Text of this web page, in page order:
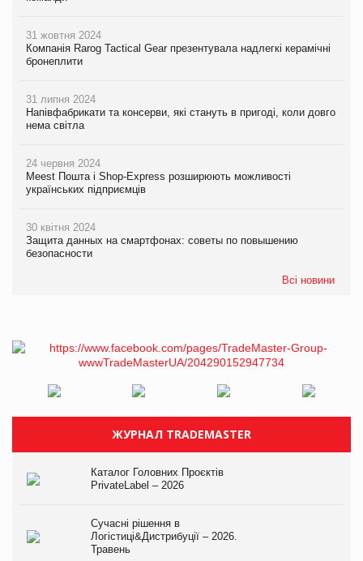
31 жовтня 2024
Компанія Rarog Tactical Gear презентувала надлегкі керамічні
бронеплити
31 липня 2024
Напівфабрикати та консерви, які стануть в пригоді, коли довго
нема світла
24 червня 2024
Meest Пошта і Shop-Express розширюють можливості
українських підприємців
30 квітня 2024
Защита данных на смартфонах: советы по повышению
безопасности
Всі новини
ЖУРНАЛ TRADEMASTER
Каталог Головних Проєктів
PrivateLabel – 2026
Сучасні рішення в
Логістиці&Дистрибуції – 2026.
Травень